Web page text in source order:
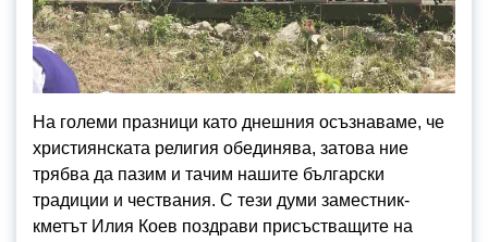
На големи празници като днешния осъзнаваме, че
християнската религия обединява, затова ние
трябва да пазим и тачим нашите български
традиции и чествания. С тези думи заместник-
кметът Илия Коев поздрави присъстващите на